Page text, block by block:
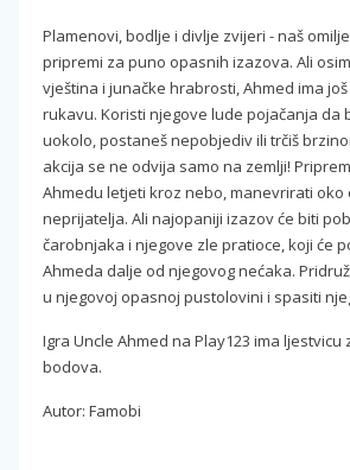
Plamenovi, bodlje i divlje zvijeri - naš
pripremi za puno opasnih izazova. Ali
vještina i junačke hrabrosti, Ahmed ima
rukavu. Koristi njegove lude pojačanja da
uokolo, postaneš nepobjediv ili trčiš
akcija se ne odvija samo na zemlji!
Ahmedu letjeti kroz nebo, manevrirati oko
neprijatelja. Ali najopaniji izazov će biti
čarobnjaka i njegove zle pratioce, koji će
Ahmeda dalje od njegovog nećaka.
u njegovoj opasnoj pustolovini i spasiti
Igra Uncle Ahmed na Play123 ima ljestvicu
bodova.
Autor: Famobi